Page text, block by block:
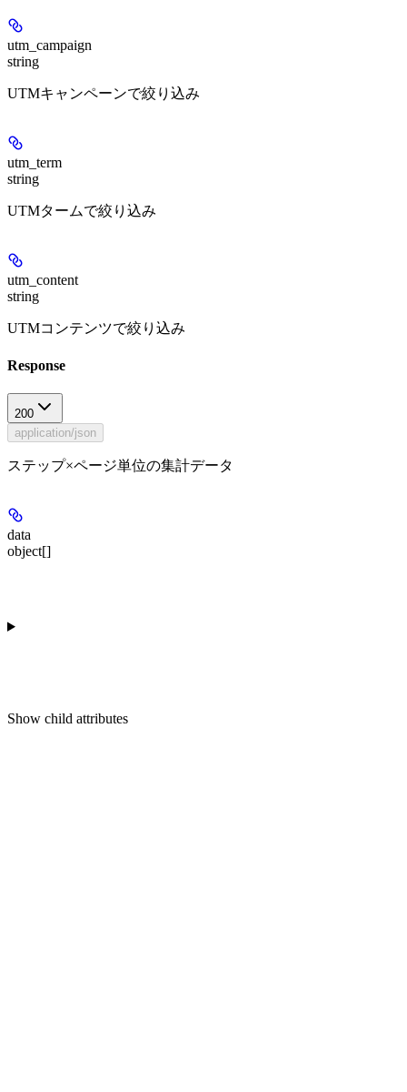
utm_campaign
string
UTMキャンペーンで絞り込み
utm_term
string
UTMタームで絞り込み
utm_content
string
UTMコンテンツで絞り込み
Response
200
application/json
ステップ×ページ単位の集計データ
data
object[]
Show child attributes